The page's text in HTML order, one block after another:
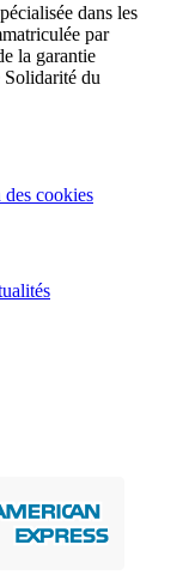
dans les
par
la garantie
Solidarité du
des cookies